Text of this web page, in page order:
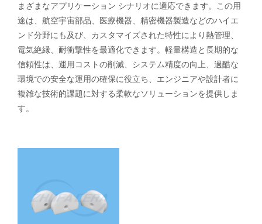
まざまなアプリケーション シナリオに適応できます。この用
途は、航空宇宙部品、医療機器、精密機器製造などのハイエ
ンド分野にも及び、カスタマイズされた特性により熱管理、
電気絶縁、耐衝撃性を最適化できます。軽量構造と長期的な
信頼性は、運用コストの削減、システム精度の向上、過酷な
環境での安全な運用の確保に役立ち、エンジニアや設計者に
複雑な技術的課題に対する柔軟なソリューションを提供しま
す。